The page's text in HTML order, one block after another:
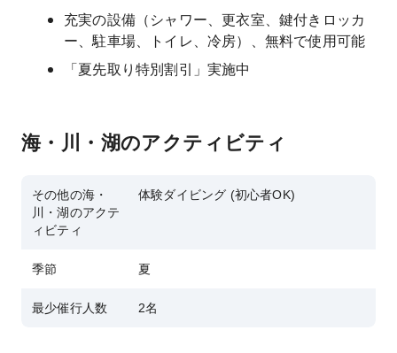
充実の設備（シャワー、更衣室、鍵付きロッカ
ー、駐車場、トイレ、冷房）、無料で使用可能
「夏先取り特別割引」実施中
海・川・湖のアクティビティ
その他の海・
川・湖のアクテ
ィビティ
体験ダイビング (初心者OK)
季節 夏
最少催行人数 2名